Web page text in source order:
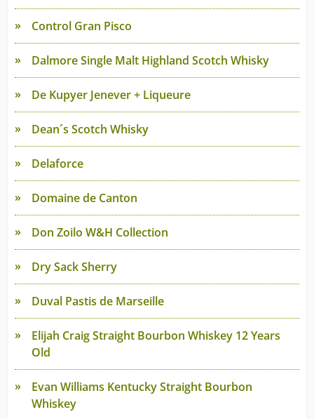
Control Gran Pisco
Dalmore Single Malt Highland Scotch Whisky
De Kupyer Jenever + Liqueure
Dean´s Scotch Whisky
Delaforce
Domaine de Canton
Don Zoilo W&H Collection
Dry Sack Sherry
Duval Pastis de Marseille
Elijah Craig Straight Bourbon Whiskey 12 Years
Old
Evan Williams Kentucky Straight Bourbon
Whiskey